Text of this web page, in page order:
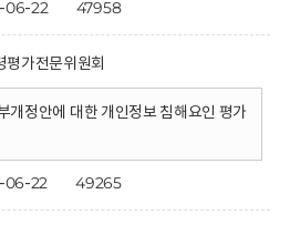
06-22 47958
평가전문위원회
개정안에 대한 개인정보 침해요인 평가
06-22 49265